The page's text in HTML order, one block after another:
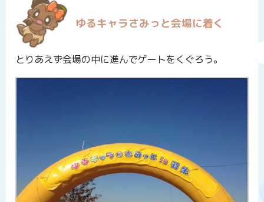
ゆるキャラさみっと会場に着く
とりあえず会場の中に進んでゲートをくぐろう。